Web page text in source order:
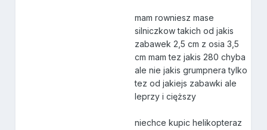
mam rowniesz mase
silniczkow takich od jakis
zabawek 2,5 cm z osia 3,5
cm mam tez jakis 280 chyba
ale nie jakis grumpnera tylko
tez od jakiejs zabawki ale
leprzy i cięższy
niechce kupic helikopteraz